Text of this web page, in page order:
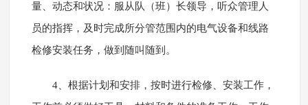
量、动态和状况：服从队（班）长领导，听众管理人
员的指挥，及时完成所分管范围内的电气设备和线路
检修安装任务，做到随叫随到。
4、根据计划和安排，按时进行检修、安装工作，